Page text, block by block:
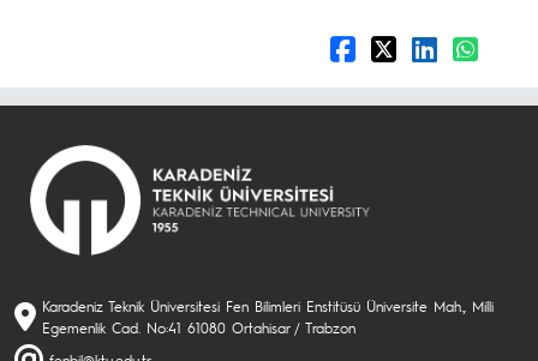
Karadeniz Teknik Üniversitesi Fen Bilimleri Enstitüsü Üniversite Mah., Milli
Egemenlik Cad. No:41 61080 Ortahisar / Trabzon